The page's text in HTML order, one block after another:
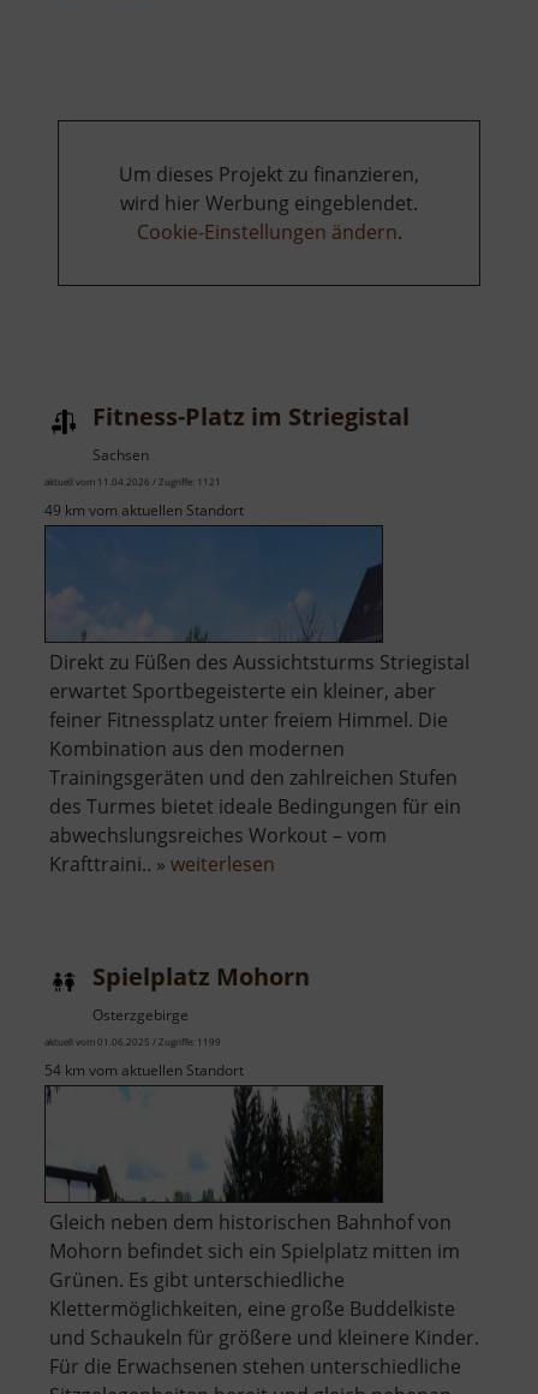
Um dieses Projekt zu finanzieren,
wird hier Werbung eingeblendet.
Cookie-Einstellungen ändern.
Fitness-Platz im Striegistal
Sachsen
aktuell vom 11.04.2026 / Zugriffe: 1121
49 km vom aktuellen Standort
​Direkt zu Füßen des Aussichtsturms Striegistal
erwartet Sportbegeisterte ein kleiner, aber
feiner Fitnessplatz unter freiem Himmel. Die
Kombination aus den modernen
Trainingsgeräten und den zahlreichen Stufen
des Turmes bietet ideale Bedingungen für ein
abwechslungsreiches Workout – vom
Krafttraini.. » weiterlesen
Striegistal
Spielplatz Mohorn
Osterzgebirge
aktuell vom 01.06.2025 / Zugriffe: 1199
54 km vom aktuellen Standort
Gleich neben dem historischen Bahnhof von
Mohorn befindet sich ein Spielplatz mitten im
Grünen. Es gibt unterschiedliche
Klettermöglichkeiten, eine große Buddelkiste
und Schaukeln für größere und kleinere Kinder.
Für die Erwachsenen stehen unterschiedliche